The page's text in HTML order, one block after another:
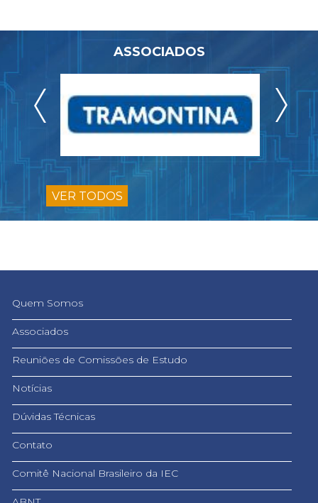
ASSOCIADOS
VER TODOS
Quem Somos
Associados
Reuniões de Comissões de Estudo
Notícias
Dúvidas Técnicas
Contato
Comitê Nacional Brasileiro da IEC